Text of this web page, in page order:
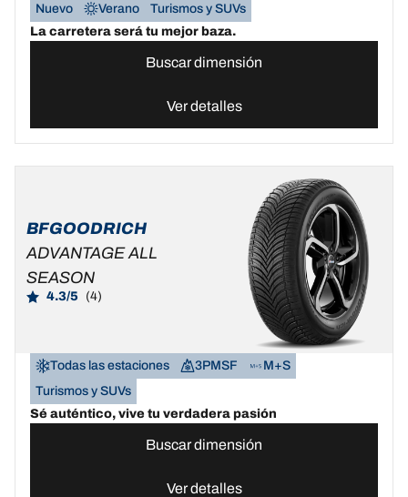
Nuevo Verano
Turismos y SUVs
La carretera será tu mejor baza.
Buscar dimensión
Ver detalles
BFGOODRICH
ADVANTAGE ALL
SEASON
4.3/5 (4)
Todas las estaciones 3PMSF
M+S
Turismos y SUVs
Sé auténtico, vive tu verdadera pasión
Buscar dimensión
Ver detalles